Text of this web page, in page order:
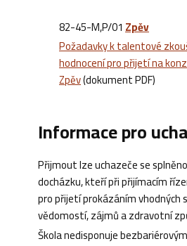
82-45-M,P/01Zpěv
Požadavky k talentové
hodnocení pro přijetí na
Zpěv(dokument PDF)
Informace pro
Přijmout lze uchazeče se
docházku, kteří při přijímacím
pro přijetí prokázáním vhodných
vědomostí, zájmů a zdravotní
Škola nedisponuje